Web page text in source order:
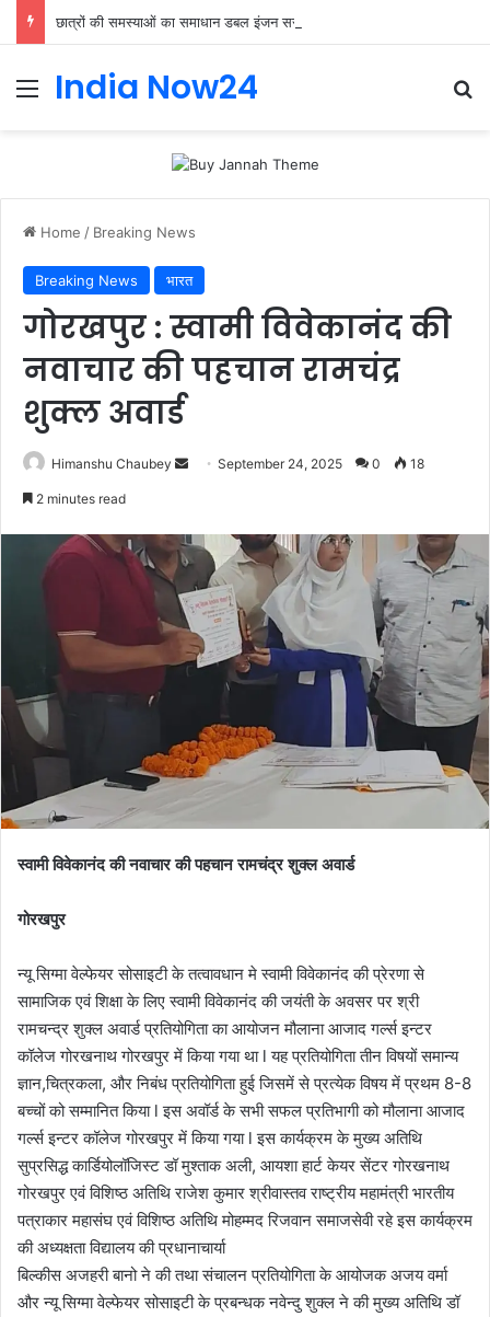
India Now24
Home / Breaking News
Breaking News भारत
गोरखपुर : स्वामी विवेकानंद की
नवाचार की पहचान रामचंद्र
शुक्ल अवार्ड
Himanshu Chaubey September 24, 2025 0 18
2 minutes read
स्वामी विवेकानंद की नवाचार की पहचान रामचंद्र शुक्ल अवार्ड
गोरखपुर
न्यू सिग्मा वेल्फेयर सोसाइटी के तत्वावधान मे स्वामी विवेकानंद की प्रेरणा से
सामाजिक एवं शिक्षा के लिए स्वामी विवेकानंद की जयंती के अवसर पर श्री
रामचन्द्र शुक्ल अवार्ड प्रतियोगिता का आयोजन मौलाना आजाद गर्ल्स इन्टर
कॉलेज गोरखनाथ गोरखपुर में किया गया था l यह प्रतियोगिता तीन विषयों समान्य
ज्ञान,चित्रकला, और निबंध प्रतियोगिता हुई जिसमें से प्रत्येक विषय में प्रथम 8-8
बच्चों को सम्मानित किया l इस अवॉर्ड के सभी सफल प्रतिभागी को मौलाना आजाद
गर्ल्स इन्टर कॉलेज गोरखपुर में किया गया l इस कार्यक्रम के मुख्य अतिथि
सुप्रसिद्ध कार्डियोलॉजिस्ट डॉ मुश्ताक अली, आयशा हार्ट केयर सेंटर गोरखनाथ
गोरखपुर एवं विशिष्ठ अतिथि राजेश कुमार श्रीवास्तव राष्ट्रीय महामंत्री भारतीय
पत्राकार महासंघ एवं विशिष्ठ अतिथि मोहम्मद रिजवान समाजसेवी रहे इस कार्यक्रम
की अध्यक्षता विद्यालय की प्रधानाचार्या
बिल्कीस अजहरी बानो ने की तथा संचालन प्रतियोगिता के आयोजक अजय वर्मा
और न्यू सिग्मा वेल्फेयर सोसाइटी के प्रबन्धक नवेन्दु शुक्ल ने की मुख्य अतिथि डॉ